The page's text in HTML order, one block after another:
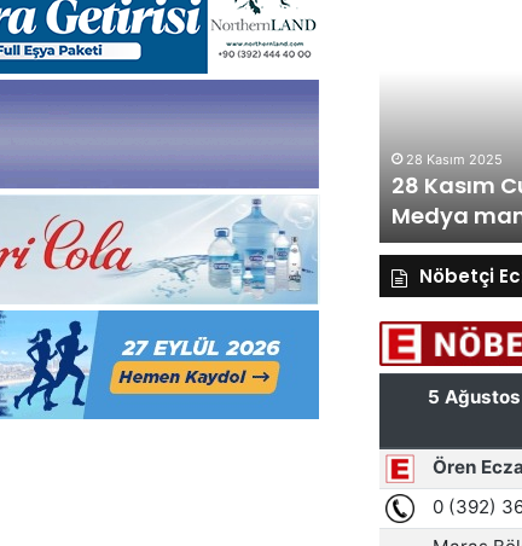
Kasım
Cuma
2025,
28 Kasım Cuma 2025, Gıynık
Medya manşetleri
Nöbetçi